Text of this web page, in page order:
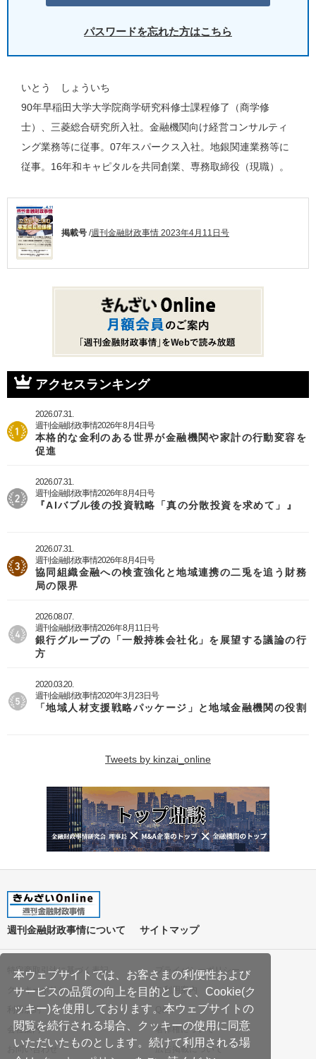
本ウェブサイトでは、お客さまの利便性および
サービスの品質の向上を目的として、Cookie(ク
ッキー)を使用しております。本ウェブサイトの
閲覧を続行される場合、クッキーの使用に同意
いただいたものとします。続けて利用される場
パスワードを忘れた方はこちら
いとう しょういち
90年早稲田大学大学院商学研究科修士課程修了（商学修
士）、三菱総合研究所入社。金融機関向け経営コンサルティ
ング業務等に従事。07年スパークス入社。地銀関連業務等に
従事。16年和キャピタルを共同創業、専務取締役（現職）。
掲載号 /週刊金融財政事情 2023年4月11日号
アクセスランキング
2026.07.31.
週刊金融財政事情2026年8月4日号
本格的な金利のある世界が金融機関や家計の行動変容を
促進
2026.07.31.
週刊金融財政事情2026年8月4日号
『AIバブル後の投資戦略「真の分散投資を求めて」』
2026.07.31.
週刊金融財政事情2026年8月4日号
協同組織金融への検査強化と地域連携の二兎を追う財務
局の限界
2026.08.07.
週刊金融財政事情2026年8月11日号
銀行グループの「一般持株会社化」を展望する議論の行
方
2020.03.20.
週刊金融財政事情2020年3月23日号
「地域人材支援戦略パッケージ」と地域金融機関の役割
Tweets by kinzai_online
週刊金融財政事情について サイトマップ
特定商取引法に基づく表記
プライバシーポリシー
クッキーポリシー
ご利用案内
利用規約
Q&A
会社案内
著作権について
お問い合わせ
広告掲載について